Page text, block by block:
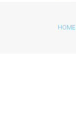
HOME